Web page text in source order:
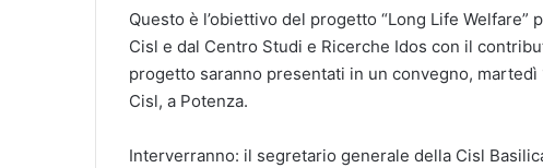
Questo è l’obiettivo del progetto “Long Life
Cisl e dal Centro Studi e Ricerche Idos con il
progetto saranno presentati in un convegno,
Cisl, a Potenza.
Interverranno: il segretario generale della Cisl